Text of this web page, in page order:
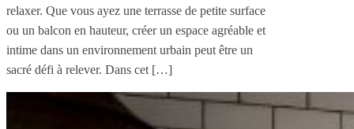
relaxer. Que vous ayez une terrasse de petite surface
ou un balcon en hauteur, créer un espace agréable et
intime dans un environnement urbain peut être un
sacré défi à relever. Dans cet […]